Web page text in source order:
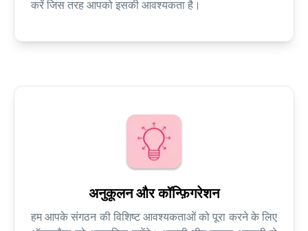
करें जिस तरह आपको इसकी आवश्यकता है।
अनुकूलन और कॉन्फ़िगरेशन
हम आपके संगठन की विशिष्ट आवश्यकताओं को पूरा करने के लिए